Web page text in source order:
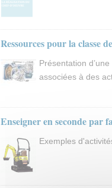
Ressources pour la classe
Présentation
associées à des
Enseigner en seconde par
Exemples